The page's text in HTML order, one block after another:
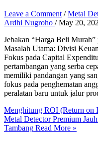
Leave a Comment /Metal
Ardhi Nugroho /May 20,
Jebakan “Harga Beli Murah”
Masalah Utama: Divisi
Fokus pada Capital
pertambangan yang serba
memiliki pandangan yang
fokus pada penghematan
peralatan baru untuk jalur
Menghitung ROI (Return on
Metal Detector Premium
Tambang Read More »